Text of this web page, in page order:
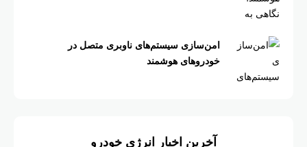
امن‌سازی سیستم‌های ناوبری متصل در
خودروهای هوشمند
آخرین اخبار انرژی خودرو